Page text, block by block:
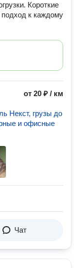
Короткие
подход к каждому
от 20 ₽ / км
Некст, грузы до
и офисные
Чат